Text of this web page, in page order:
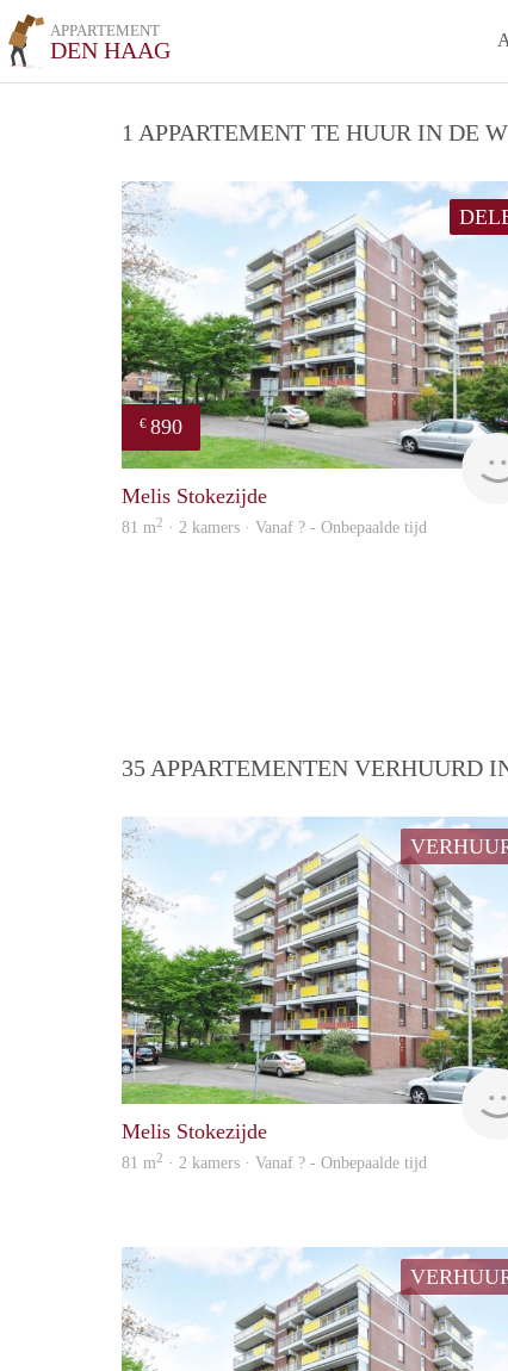
APPARTEMENT
DEN HAAG
1 APPARTEMENT TE HUUR IN DE
€ 890
Melis Stokezijde
81 m2 · 2 kamers · Vanaf ? - Onbepaalde tijd
35 APPARTEMENTEN VERHUURD
Melis Stokezijde
81 m2 · 2 kamers · Vanaf ? - Onbepaalde tijd